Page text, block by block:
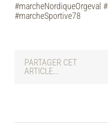
#marcheNordiqueOrgeval
#marcheSportive78
PARTAGER CET
ARTICLE...